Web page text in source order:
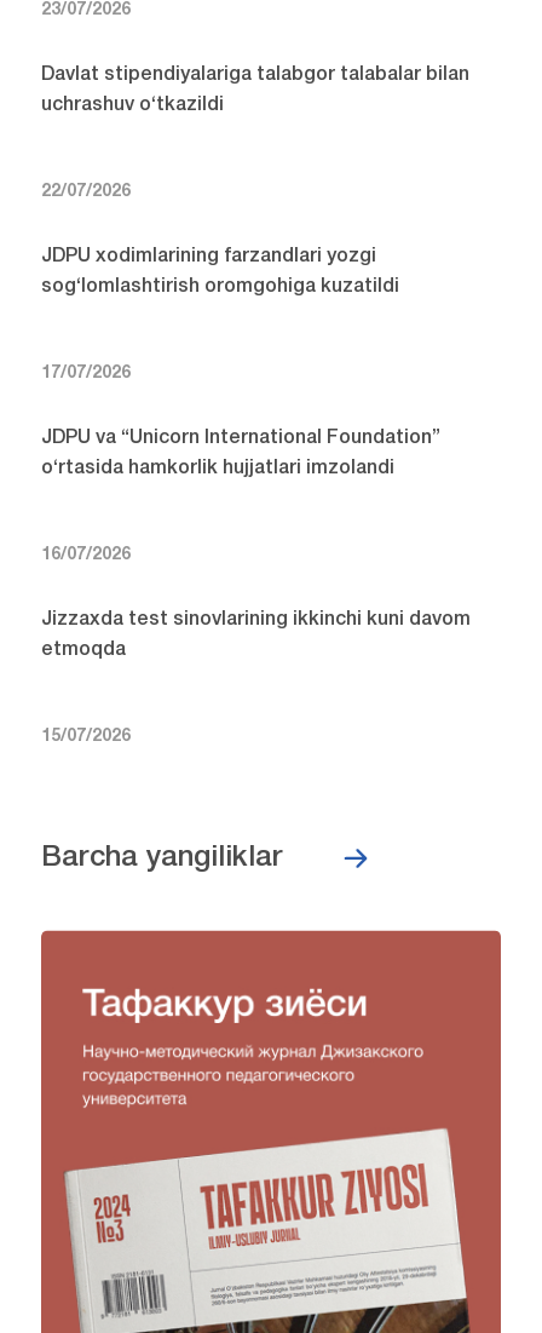
23/07/2026
Davlat stipendiyalariga talabgor talabalar bilan
uchrashuv o‘tkazildi
22/07/2026
JDPU xodimlarining farzandlari yozgi
sog‘lomlashtirish oromgohiga kuzatildi
17/07/2026
JDPU va “Unicorn International Foundation”
o‘rtasida hamkorlik hujjatlari imzolandi
16/07/2026
Jizzaxda test sinovlarining ikkinchi kuni davom
etmoqda
15/07/2026
Barcha yangiliklar